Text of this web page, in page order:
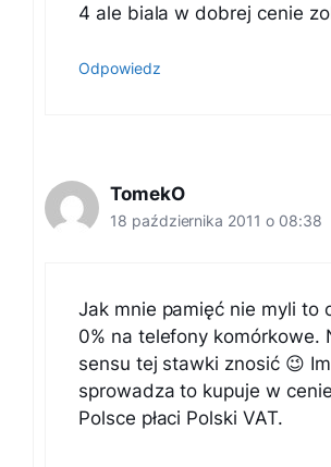
4 ale biala w dobrej cenie
Odpowiedz
TomekO
18 października 2011 o 08:38
Jak mnie pamięć nie myli to
0% na telefony komórkowe.
sensu tej stawki znosić 😉
sprowadza to kupuje w
Polsce płaci Polski VAT.